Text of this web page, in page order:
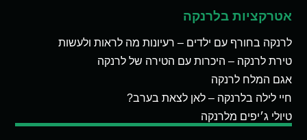
אטרקציות בלרנקה
לרנקה בחורף עם ילדים – רעיונות מה לראות ולעשות
טירת לרנקה – היכרות עם הטירה של לרנקה
אגם המלח לרנקה
חיי לילה בלרנקה – לאן לצאת בערב?
טיולי ג׳יפים מלרנקה